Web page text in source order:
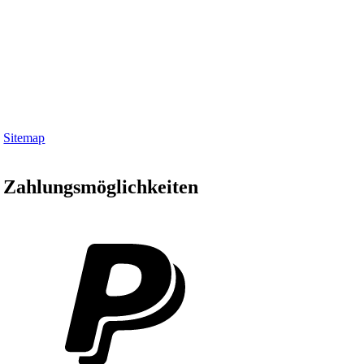
Sitemap
Zahlungsmöglichkeiten